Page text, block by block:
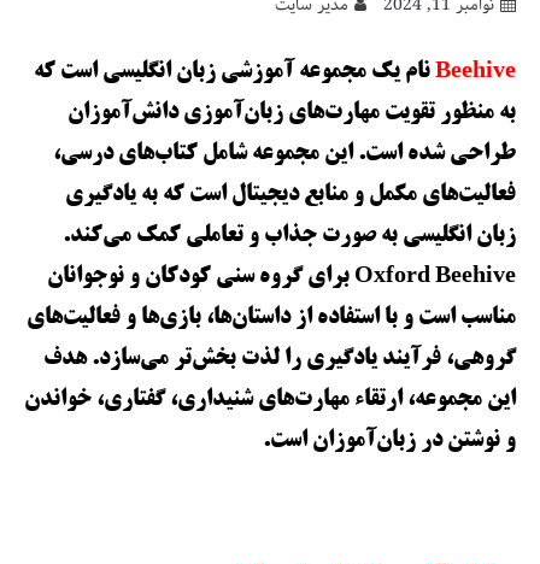
Beehive نام یک مجموعه آموزشی زبان انگلیسی است که
به منظور تقویت مهارت‌های زبان‌آموزی دانش‌آموزان
طراحی شده است. این مجموعه شامل کتاب‌های درسی،
فعالیت‌های مکمل و منابع دیجیتال است که به یادگیری
زبان انگلیسی به صورت جذاب و تعاملی کمک می‌کند.
Oxford Beehive برای گروه سنی کودکان و نوجوانان
مناسب است و با استفاده از داستان‌ها، بازی‌ها و فعالیت‌های
گروهی، فرآیند یادگیری را لذت‌ بخش‌تر می‌سازد. هدف
این مجموعه، ارتقاء مهارت‌های شنیداری، گفتاری، خواندن
و نوشتن در زبان‌آموزان است.